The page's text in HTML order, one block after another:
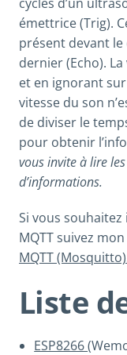
émettrice (Trig).
présent devant
dernier (Echo).
et en ignorant
vitesse du son
de diviser le
pour obtenir
vous invite à lire
d’informations.
Si vous
MQTT suivez
MQTT
Liste
ESP8266